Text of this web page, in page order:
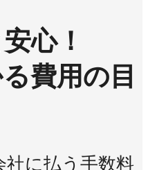
心！
費用の目
社に払う手数料